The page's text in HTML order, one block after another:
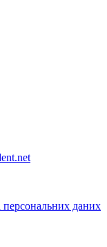
персональних даних